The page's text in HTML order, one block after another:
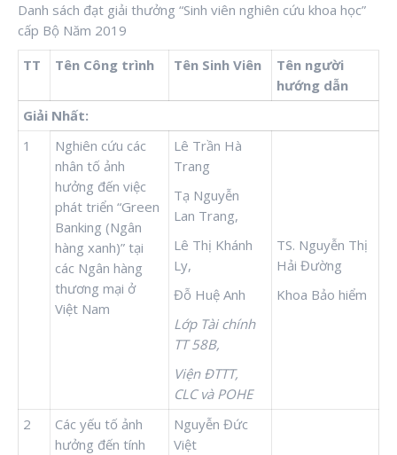
Danh sách đạt giải thưởng “Sinh viên nghiên cứu khoa học”
cấp Bộ Năm 2019
TT
Tên Công trình Tên Sinh Viên
Tên người
hướng dẫn
Giải Nhất:
1
Nghiên cứu các
nhân tố ảnh
hưởng đến việc
phát triển “Green
Banking (Ngân
hàng xanh)” tại
các Ngân hàng
thương mại ở
Việt Nam
Lê Trần Hà
Trang
Tạ Nguyễn
Lan Trang,
Lê Thị Khánh
Ly,
Đỗ Huệ Anh
Lớp Tài chính
TT 58B,
Viện ĐTTT,
CLC và POHE
TS. Nguyễn Thị
Hải Đường
Khoa Bảo hiểm
2
Các yếu tố ảnh
hưởng đến tính
Nguyễn Đức
Việt